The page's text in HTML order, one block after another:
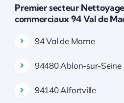
Premier secteur
commerciaux 94 Val de
94 Val de Marne
94480 Ablon-sur-Seine
94140 Alfortville